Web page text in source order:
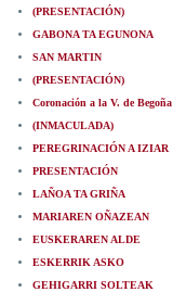
(PRESENTACIÓN)
GABONA TA EGUNONA
SAN MARTIN
(PRESENTACIÓN)
Coronación a la V. de Begoña
(INMACULADA)
PEREGRINACIÓN A IZIAR
PRESENTACIÓN
LAÑOA TA GRIÑA
MARIAREN OÑAZEAN
EUSKERAREN ALDE
ESKERRIK ASKO
GEHIGARRI SOLTEAK